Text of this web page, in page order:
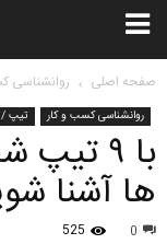
صفحه اصلی روانشناسی
روانشناسی کسب و کار تیپ
با ۹
ها آشنا
0
525